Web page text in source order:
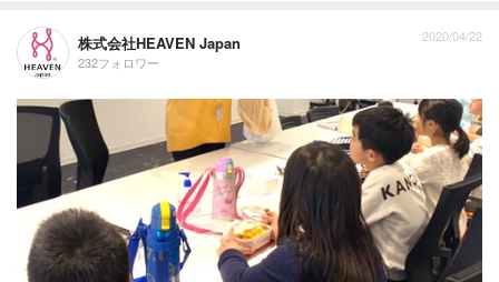
株式会社HEAVEN Japan
232フォロワー
2020/04/22